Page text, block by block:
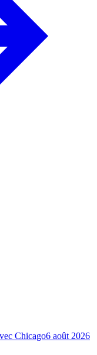
Chicago6 août 2026